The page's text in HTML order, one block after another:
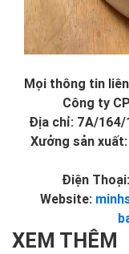
Mọi thông tin
Công ty
Địa chỉ: 7A/164/
Xưởng sản
Điện
Website:
XEM THÊM